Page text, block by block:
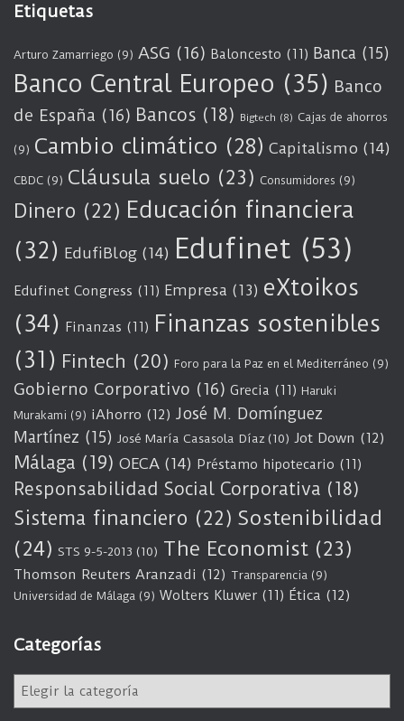
Etiquetas
Arturo Zamarriego (9) ASG (16) Baloncesto (11) Banca (15)
Banco Central Europeo (35) Banco
de España (16) Bancos (18) Bigtech (8) Cajas de ahorros
(9) Cambio climático (28) Capitalismo (14)
CBDC (9) Cláusula suelo (23) Consumidores (9)
Dinero (22) Educación financiera
(32) EdufiBlog (14) Edufinet (53)
Edufinet Congress (11) Empresa (13) eXtoikos
(34) Finanzas (11) Finanzas sostenibles
(31) Fintech (20) Foro para la Paz en el Mediterráneo (9)
Gobierno Corporativo (16) Grecia (11) Haruki
Murakami (9) iAhorro (12) José M. Domínguez
Martínez (15) José María Casasola Díaz (10) Jot Down (12)
Málaga (19) OECA (14) Préstamo hipotecario (11)
Responsabilidad Social Corporativa (18)
Sistema financiero (22) Sostenibilidad
(24) STS 9-5-2013 (10) The Economist (23)
Thomson Reuters Aranzadi (12) Transparencia (9)
Universidad de Málaga (9) Wolters Kluwer (11) Ética (12)
Categorías